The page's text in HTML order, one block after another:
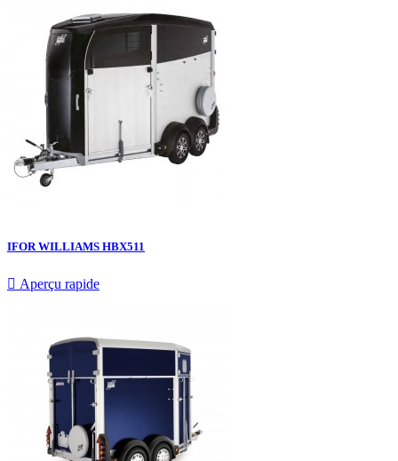
IFOR WILLIAMS HBX511
 Aperçu rapide